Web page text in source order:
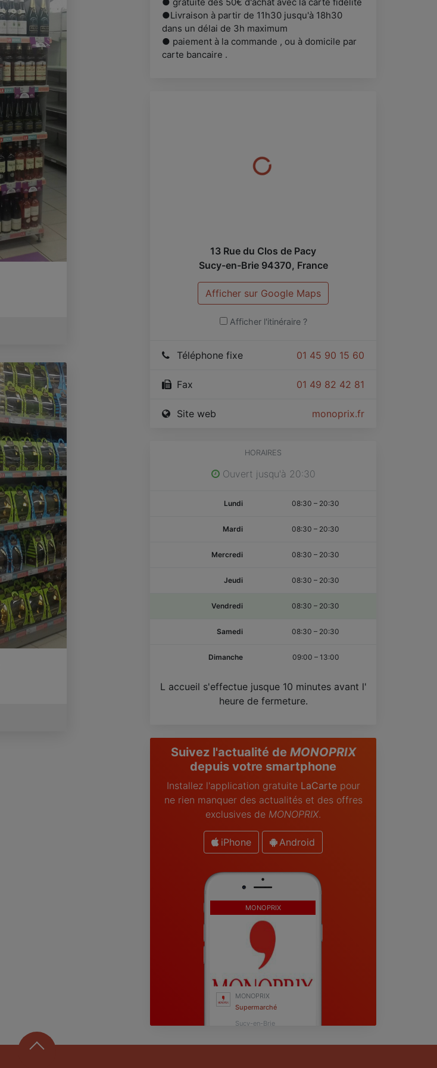
●Livraison à partir de 11h30 jusqu'à 18h30
dans un délai de 3h maximum
● paiement à la commande , ou à domicile par
carte bancaire .
13 Rue du Clos de Pacy
Sucy-en-Brie 94370, France
Afficher sur Google Maps
Afficher l'itinéraire ?
01 45 90 15 60
Téléphone fixe
01 49 82 42 81
Fax
monoprix.fr
Site web
HORAIRES
Ouvert jusqu'à 20:30
Lundi 08:30 – 20:30
Mardi 08:30 – 20:30
Mercredi 08:30 – 20:30
Jeudi 08:30 – 20:30
Vendredi 08:30 – 20:30
Samedi 08:30 – 20:30
Dimanche 09:00 – 13:00
L accueil s'effectue jusque 10 minutes avant l'
heure de fermeture.
Suivez l'actualité de MONOPRIX
depuis votre smartphone
Installez l'application gratuite LaCartepour
ne rien manquer des actualités et des offres
exclusives de MONOPRIX.
iPhone Android
MONOPRIX
MONOPRIX
Supermarché
Sucy-en-Brie